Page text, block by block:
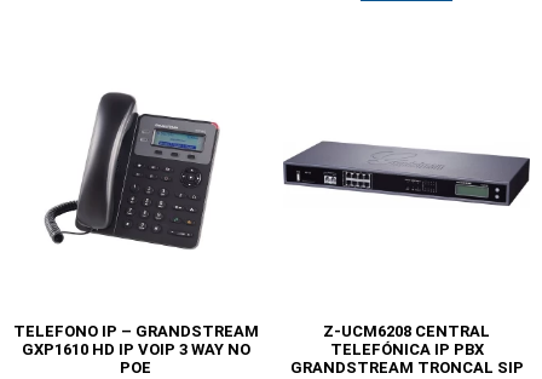
TELEFONO IP – GRANDSTREAM
GXP1610 HD IP VOIP 3 WAY NO
POE
Z-UCM6208 CENTRAL
TELEFÓNICA IP PBX
GRANDSTREAM TRONCAL SIP